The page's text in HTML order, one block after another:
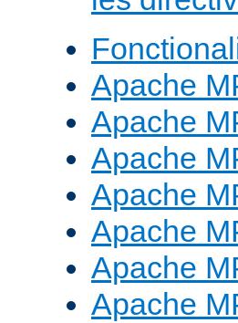
Apache
Apache
Apache
Apache
Apache
Apache
Apache